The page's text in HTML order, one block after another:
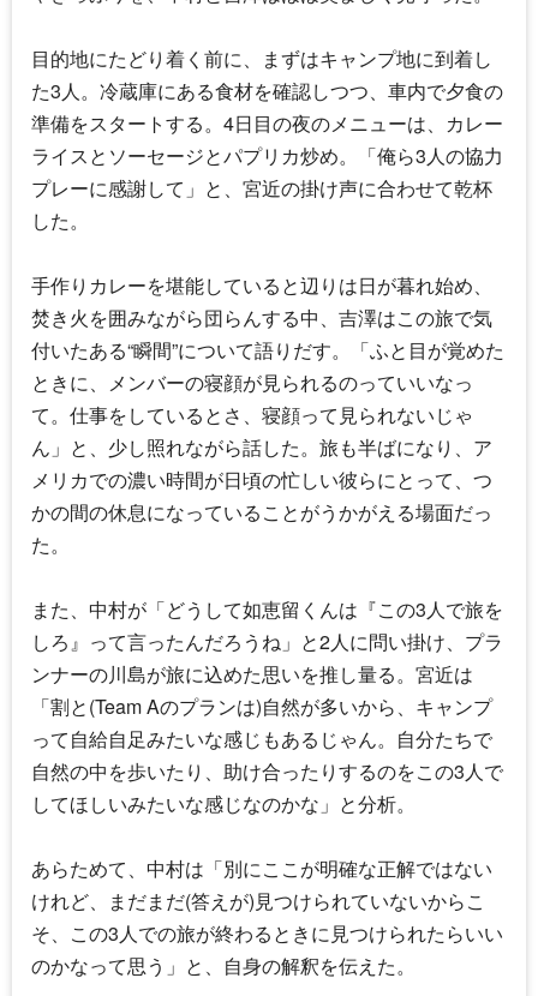
目的地にたどり着く前に、まずはキャンプ地に到着し
た3人。冷蔵庫にある食材を確認しつつ、車内で夕食の
準備をスタートする。4日目の夜のメニューは、カレー
ライスとソーセージとパプリカ炒め。「俺ら3人の協力
プレーに感謝して」と、宮近の掛け声に合わせて乾杯
した。
手作りカレーを堪能していると辺りは日が暮れ始め、
焚き火を囲みながら団らんする中、吉澤はこの旅で気
付いたある“瞬間”について語りだす。「ふと目が覚めた
ときに、メンバーの寝顔が見られるのっていいなっ
て。仕事をしているとさ、寝顔って見られないじゃ
ん」と、少し照れながら話した。旅も半ばになり、ア
メリカでの濃い時間が日頃の忙しい彼らにとって、つ
かの間の休息になっていることがうかがえる場面だっ
た。
また、中村が「どうして如恵留くんは『この3人で旅を
しろ』って言ったんだろうね」と2人に問い掛け、プラ
ンナーの川島が旅に込めた思いを推し量る。宮近は
「割と(Team Aのプランは)自然が多いから、キャンプ
って自給自足みたいな感じもあるじゃん。自分たちで
自然の中を歩いたり、助け合ったりするのをこの3人で
してほしいみたいな感じなのかな」と分析。
あらためて、中村は「別にここが明確な正解ではない
けれど、まだまだ(答えが)見つけられていないからこ
そ、この3人での旅が終わるときに見つけられたらいい
のかなって思う」と、自身の解釈を伝えた。